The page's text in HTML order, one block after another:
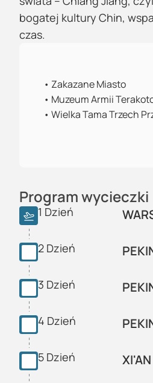
bogatej kultury Chin,
czas.
• Zakazane Miasto
• Muzeum Armii
• Wielka Tama Trzech
Program wycieczki
1 Dzień
2 Dzień
3 Dzień
4 Dzień
5 Dzień XI'AN